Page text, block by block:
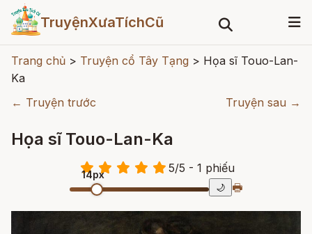
TruyệnXưaTíchCũ
Trang chủ > Truyện cổ Tây Tạng > Họa sĩ Touo-Lan-
Ka
← Truyện trước
Truyện sau →
Họa sĩ Touo-Lan-Ka
5/5 - 1 phiếu
14px
🌙 🖶